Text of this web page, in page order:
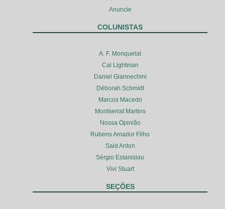
Anuncie
COLUNISTAS
A. F. Monquelat
Cal Lightman
Daniel Giannechini
Déborah Schmidt
Marcos Macedo
Montserrat Martins
Nossa Opinião
Rubens Amador Filho
Said Anton
Sérgio Estanislau
Vivi Stuart
SEÇÕES